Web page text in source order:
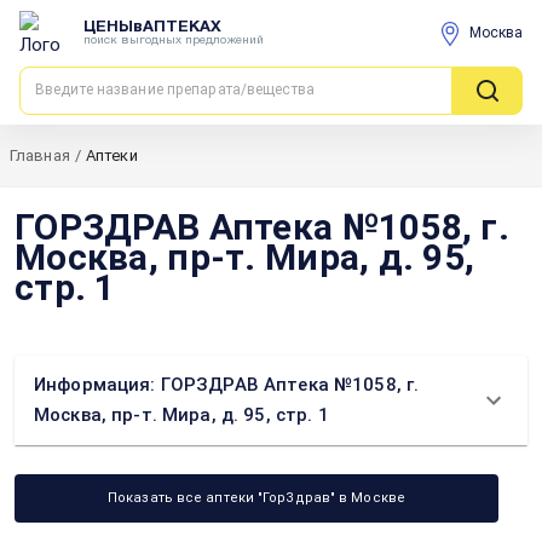
ЦЕНЫвАПТЕКАХ
поиск выгодных предложений Москва
Главная / Аптеки
ГОРЗДРАВ Аптека №1058, г.
Москва, пр-т. Мира, д. 95,
стр. 1
Информация: ГОРЗДРАВ Аптека №1058, г.
Москва, пр-т. Мира, д. 95, стр. 1
Показать все аптеки "ГорЗдрав" в Москве